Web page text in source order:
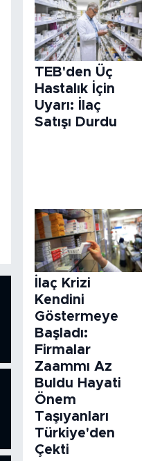
TEB'den Üç
Hastalık İçin
Uyarı: İlaç
Satışı Durdu
İlaç Krizi
Kendini
Göstermeye
Başladı:
Firmalar
Zaammı Az
Buldu Hayati
Önem
Taşıyanları
Türkiye'den
Çekti